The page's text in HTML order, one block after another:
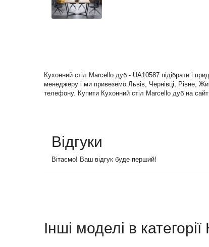
Кухонний стіл Marcello дуб - UA10587 підібрати і
менеджеру і ми привеземо Львів, Чернівці, Рівне,
телефону. Купити Кухонний стіл Marcello дуб на
Відгуки
Вітаємо! Ваш відгук буде перший!
Інші моделі в